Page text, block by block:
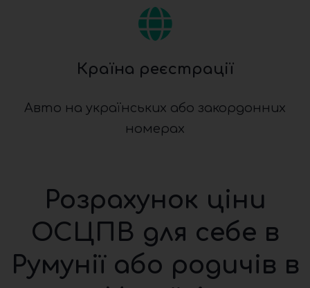
Країна реєстрації
Авто на українських або закордонних
номерах
Розрахунок ціни
ОСЦПВ для себе в
Румунії або родичів в